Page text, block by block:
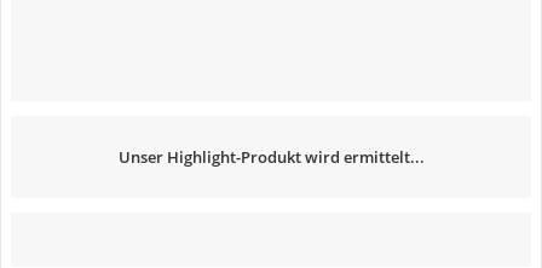
Unser Highlight-Produkt wird ermittelt...